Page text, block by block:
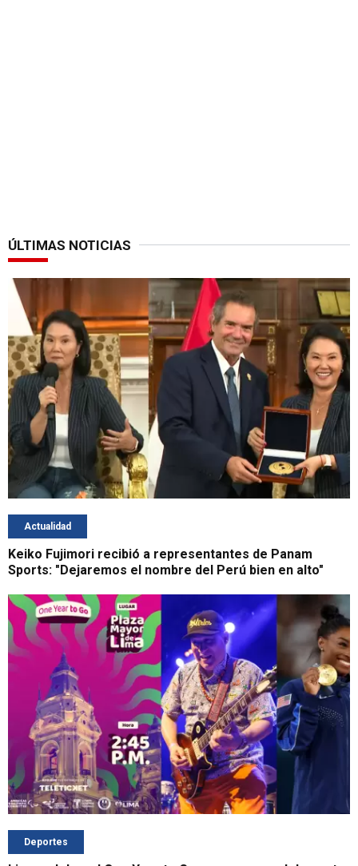
ÚLTIMAS NOTICIAS
Actualidad
Keiko Fujimori recibió a representantes de Panam
Sports: "Dejaremos el nombre del Perú bien en alto"
Deportes